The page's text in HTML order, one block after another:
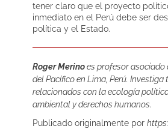
tener claro que el proyecto
inmediato en el Perú debe ser
política y el Estado.
Roger Merinoes profesor asociado
del Pacífico en Lima, Perú. Investiga
relacionados con la ecología
ambiental y derechos humanos.
Publicado originalmente por